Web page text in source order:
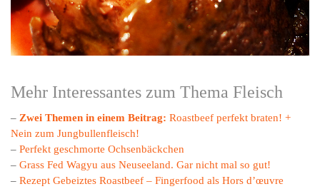
Mehr Interessantes zum Thema Fleisch
– Zwei Themen in einem Beitrag: Roastbeef perfekt braten! +
Nein zum Jungbullenfleisch!
– Perfekt geschmorte Ochsenbäckchen
– Grass Fed Wagyu aus Neuseeland. Gar nicht mal so gut!
– Rezept Gebeiztes Roastbeef – Fingerfood als Hors d’œuvre